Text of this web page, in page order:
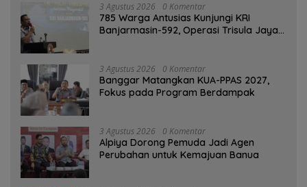
3 Agustus 2026 0 Komentar
785 Warga Antusias Kunjungi KRI
Banjarmasin-592, Operasi Trisula Jaya
3 Agustus 2026 0 Komentar
‎Banggar Matangkan KUA-PPAS 2027,
Fokus pada Program Berdampak
3 Agustus 2026 0 Komentar
‎Alpiya Dorong Pemuda Jadi Agen
Perubahan untuk Kemajuan Banua ‎